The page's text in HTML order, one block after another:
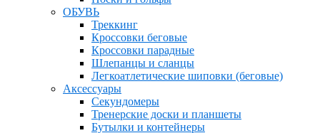
ОБУВЬ
Треккинг
Кроссовки беговые
Кроссовки парадные
Шлепанцы и сланцы
Легкоатлетические шиповки (беговые)
Аксессуары
Секундомеры
Тренерские доски и планшеты
Бутылки и контейнеры